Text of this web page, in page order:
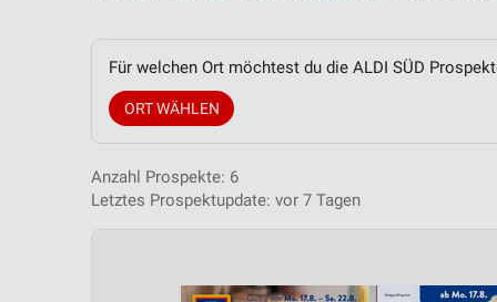
Für welchen Ort möchtest du die ALDI SÜD
ORT WÄHLEN
Anzahl Prospekte: 6
Letztes Prospektupdate: vor 7 Tagen